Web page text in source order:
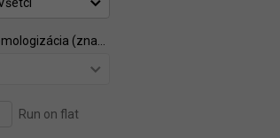
Run on flat